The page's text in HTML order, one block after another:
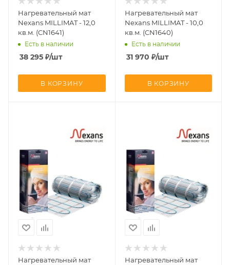
Нагревательный мат
Nexans MILLIMAT - 12,0
кв.м. (CN1641)
Есть в наличии
38 295 ₽/шт
В КОРЗИНУ
Нагревательный мат
Nexans MILLIMAT - 10,0
кв.м. (CN1640)
Есть в наличии
31 970 ₽/шт
В КОРЗИНУ
Нагревательный мат
Нагревательный мат